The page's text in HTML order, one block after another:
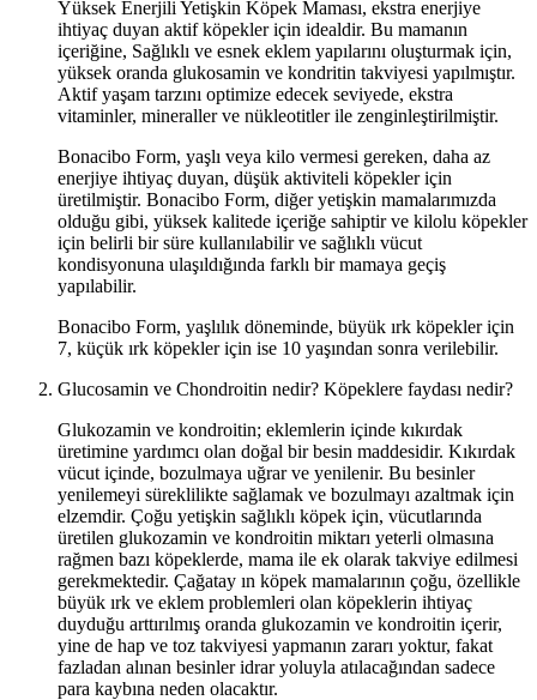
Yüksek Enerjili Yetişkin Köpek Maması, ekstra enerjiye
ihtiyaç duyan aktif köpekler için idealdir. Bu mamanın
içeriğine, Sağlıklı ve esnek eklem yapılarını oluşturmak için,
yüksek oranda glukosamin ve kondritin takviyesi yapılmıştır.
Aktif yaşam tarzını optimize edecek seviyede, ekstra
vitaminler, mineraller ve nükleotitler ile zenginleştirilmiştir.
Bonacibo Form, yaşlı veya kilo vermesi gereken, daha az
enerjiye ihtiyaç duyan, düşük aktiviteli köpekler için
üretilmiştir. Bonacibo Form, diğer yetişkin mamalarımızda
olduğu gibi, yüksek kalitede içeriğe sahiptir ve kilolu köpekler
için belirli bir süre kullanılabilir ve sağlıklı vücut
kondisyonuna ulaşıldığında farklı bir mamaya geçiş
yapılabilir.
Bonacibo Form, yaşlılık döneminde, büyük ırk köpekler için
7, küçük ırk köpekler için ise 10 yaşından sonra verilebilir.
Glucosamin ve Chondroitin nedir? Köpeklere faydası nedir?
Glukozamin ve kondroitin; eklemlerin içinde kıkırdak
üretimine yardımcı olan doğal bir besin maddesidir. Kıkırdak
vücut içinde, bozulmaya uğrar ve yenilenir. Bu besinler
yenilemeyi süreklilikte sağlamak ve bozulmayı azaltmak için
elzemdir. Çoğu yetişkin sağlıklı köpek için, vücutlarında
üretilen glukozamin ve kondroitin miktarı yeterli olmasına
rağmen bazı köpeklerde, mama ile ek olarak takviye edilmesi
gerekmektedir. Çağatay ın köpek mamalarının çoğu, özellikle
büyük ırk ve eklem problemleri olan köpeklerin ihtiyaç
duyduğu arttırılmış oranda glukozamin ve kondroitin içerir,
yine de hap ve toz takviyesi yapmanın zararı yoktur, fakat
fazladan alınan besinler idrar yoluyla atılacağından sadece
para kaybına neden olacaktır.